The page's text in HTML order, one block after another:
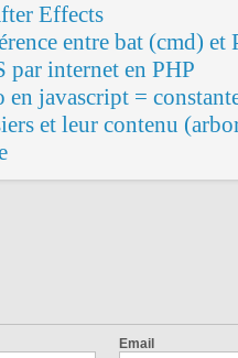
Effects
entre bat (cmd) et
internet en PHP
en javascript =
et leur contenu
Email